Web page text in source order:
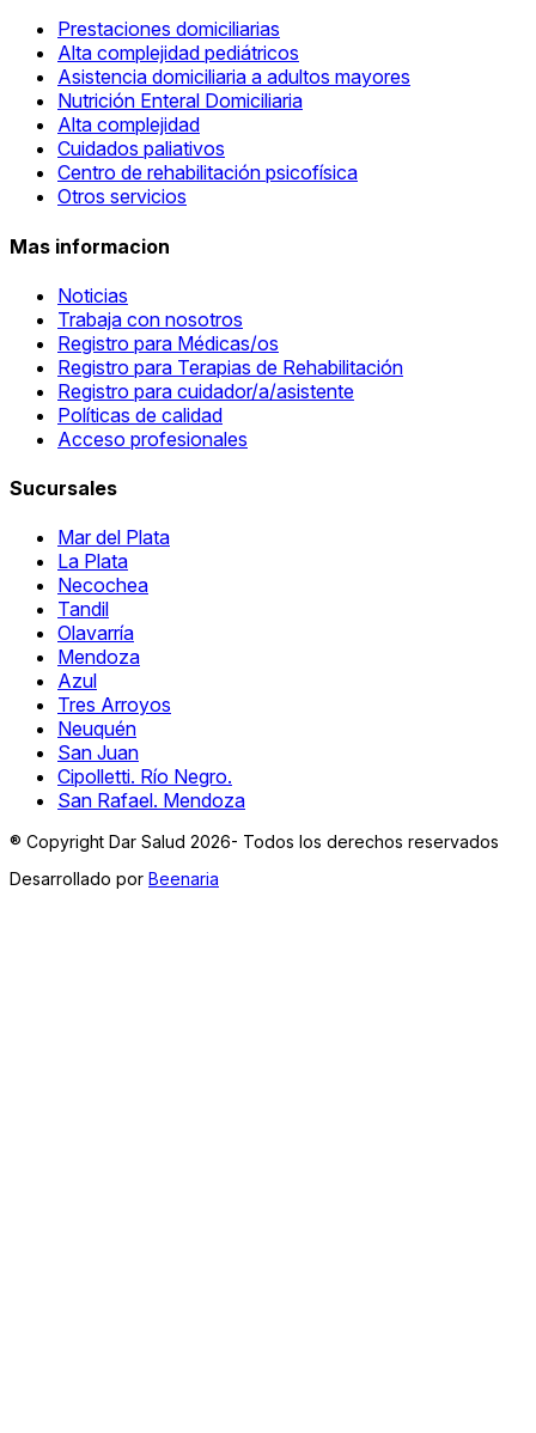
Prestaciones domiciliarias
Alta complejidad pediátricos
Asistencia domiciliaria a adultos mayores
Nutrición Enteral Domiciliaria
Alta complejidad
Cuidados paliativos
Centro de rehabilitación psicofísica
Otros servicios
Mas informacion
Noticias
Trabaja con nosotros
Registro para Médicas/os
Registro para Terapias de Rehabilitación
Registro para cuidador/a/asistente
Políticas de calidad
Acceso profesionales
Sucursales
Mar del Plata
La Plata
Necochea
Tandil
Olavarría
Mendoza
Azul
Tres Arroyos
Neuquén
San Juan
Cipolletti. Río Negro.
San Rafael. Mendoza
® Copyright Dar Salud 2026- Todos los derechos reservados
Desarrollado por Beenaria